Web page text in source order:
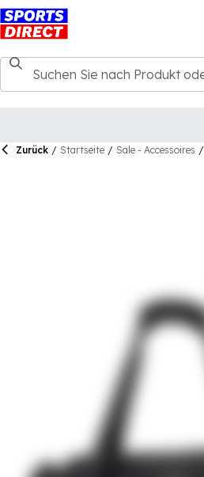
Zurück / Startseite / Sale - Accessoires /